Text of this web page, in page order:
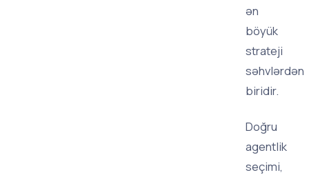
ən
böyük
strateji
səhvlərdən
biridir.
Doğru
agentlik
seçimi,